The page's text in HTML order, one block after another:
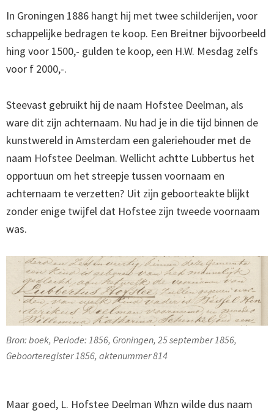
In Groningen 1886 hangt hij met twee schilderijen, voor
schappelijke bedragen te koop. Een Breitner bijvoorbeeld
hing voor 1500,- gulden te koop, een H.W. Mesdag zelfs
voor f 2000,-.
Steevast gebruikt hij de naam Hofstee Deelman, als
ware dit zijn achternaam. Nu had je in die tijd binnen de
kunstwereld in Amsterdam een galeriehouder met de
naam Hofstee Deelman. Wellicht achtte Lubbertus het
opportuun om het streepje tussen voornaam en
achternaam te verzetten? Uit zijn geboorteakte blijkt
zonder enige twijfel dat Hofstee zijn tweede voornaam
was.
Bron: boek, Periode: 1856, Groningen, 25 september 1856,
Geboorteregister 1856, aktenummer 814
Maar goed, L. Hofstee Deelman Whzn wilde dus naam